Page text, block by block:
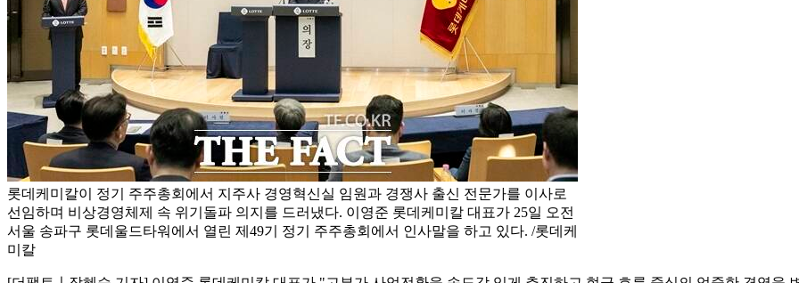
롯데케미칼이 정기 주주총회에서 지주사 경영혁신실 임원과 경쟁사 출신 전문가를 이사로
선임하며 비상경영체제 속 위기돌파 의지를 드러냈다. 이영준 롯데케미칼 대표가 25일 오전
서울 송파구 롯데울드타워에서 열린 제49기 정기 주주총회에서 인사말을 하고 있다. /롯데케
미칼